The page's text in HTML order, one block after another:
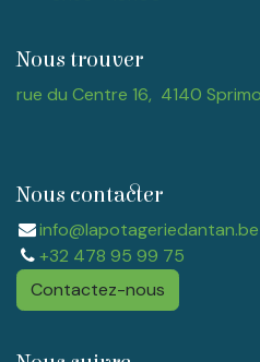
Nous trouver
rue du Centre 16, 4140
Nous contacter
info@lapotageriedantan.be
+32 478 95 99 75
Contactez-nous